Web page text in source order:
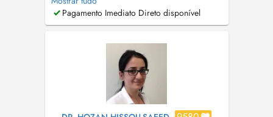
Vendredi: 8.00-12.00 et 13.00-15.30 - Mercredi
de 8:00 a 12:00 h Pour prendre rendez-vous,
27 86 17 07 Aussi vous po...
Pagamento Imediato Direto disponível